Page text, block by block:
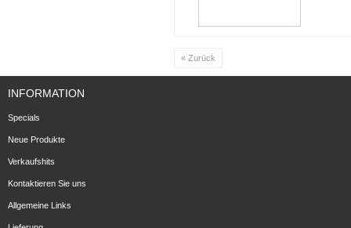
« Zurück
INFORMATION
Specials
Neue Produkte
Verkaufshits
Kontaktieren Sie uns
Allgemeine Links